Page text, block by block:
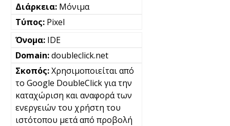
Μόνιμα
Pixel
IDE
doubleclick.net
Χρησιμοποιείται από
το Google DoubleClick για την
καταχώριση και αναφορά των
ενεργειών του χρήστη του
ιστότοπου μετά από προβολή